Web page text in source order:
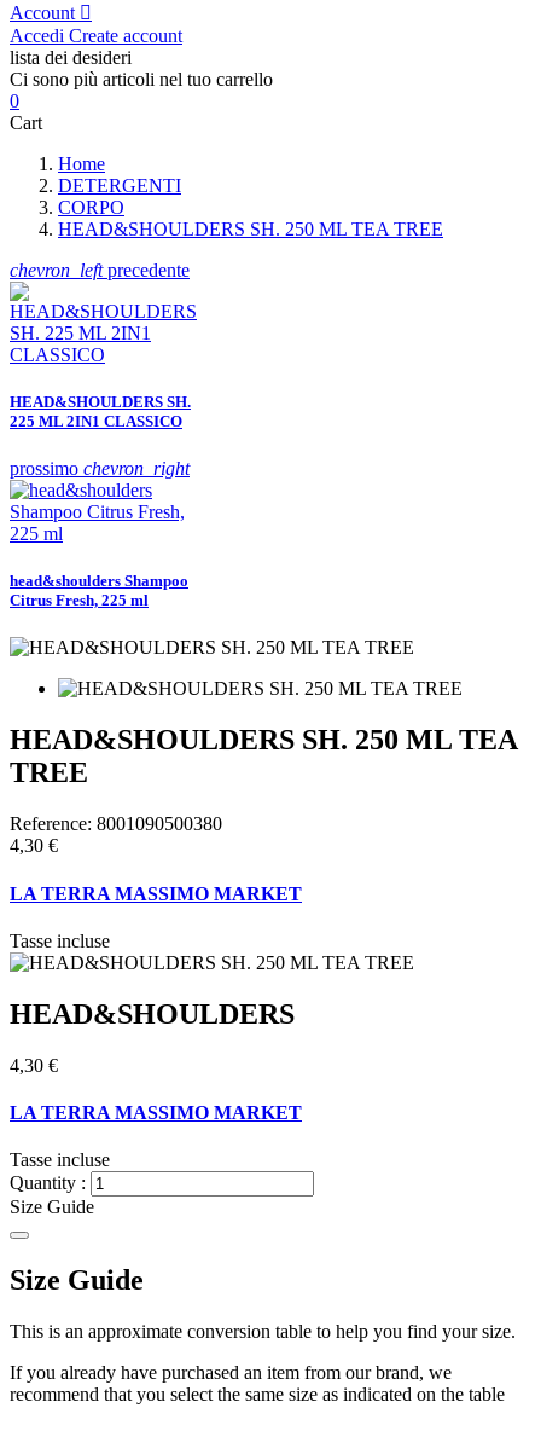
Account
Accedi Create account
lista dei desideri
Ci sono più articoli nel tuo carrello
0
Cart
Home
DETERGENTI
CORPO
HEAD&SHOULDERS SH. 250 ML TEA TREE
chevron_leftprecedente
HEAD&SHOULDERS SH.
225 ML 2IN1 CLASSICO
prossimo chevron_right
head&shoulders Shampoo
Citrus Fresh, 225 ml
HEAD&SHOULDERS SH. 250 ML TEA
TREE
Reference: 8001090500380
4,30 €
LA TERRA MASSIMO MARKET
Tasse incluse
HEAD&SHOULDERS
4,30 €
LA TERRA MASSIMO MARKET
Tasse incluse
Quantity :
Size Guide
Size Guide
This is an approximate conversion table to help you find your size.
If you already have purchased an item from our brand, we
recommend that you select the same size as indicated on the table